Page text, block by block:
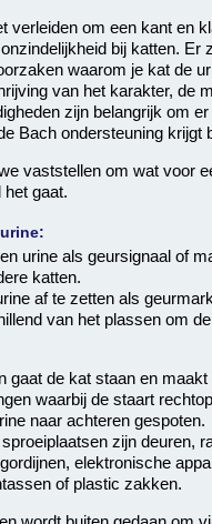
verleiden om een kant en
bij katten. Er
waarom je kat de
van het karakter, de
zijn belangrijk om
Bach ondersteuning krijgt
vaststellen om wat voor
het gaat.
urine als geursignaal of
katten.
af te zetten als
van het plassen om
gaat de kat staan en
waarbij de staart
naar achteren gespoten.
zijn deuren,
elektronische
of plastic zakken.